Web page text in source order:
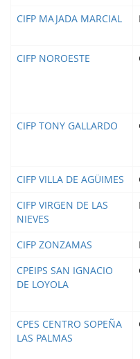
CIFP MAJADA MARCIAL
CIFP NOROESTE
CIFP TONY GALLARDO
CIFP VILLA DE AGÜIMES
CIFP VIRGEN DE LAS
NIEVES
CIFP ZONZAMAS
CPEIPS SAN IGNACIO
DE LOYOLA
CPES CENTRO SOPEÑA
LAS PALMAS